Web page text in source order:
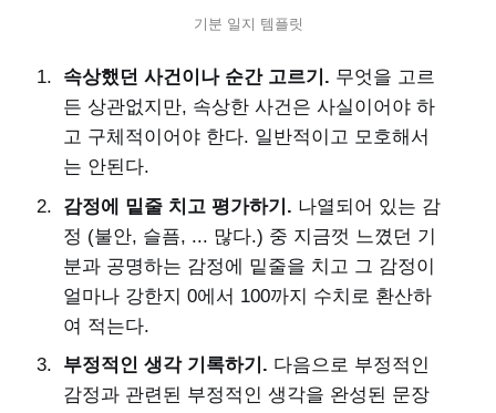
기분 일지 템플릿
속상했던 사건이나 순간 고르기. 무엇을 고르
든 상관없지만, 속상한 사건은 사실이어야 하
고 구체적이어야 한다. 일반적이고 모호해서
는 안된다.
감정에 밑줄 치고 평가하기. 나열되어 있는 감
정 (불안, 슬픔, ... 많다.) 중 지금껏 느꼈던 기
분과 공명하는 감정에 밑줄을 치고 그 감정이
얼마나 강한지 0에서 100까지 수치로 환산하
여 적는다.
부정적인 생각 기록하기. 다음으로 부정적인
감정과 관련된 부정적인 생각을 완성된 문장